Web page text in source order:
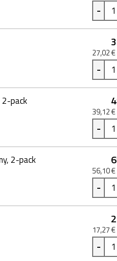
-
27,02
-
2-pack
39,12 €
-
2-pack
56,10 €
-
17,27
-